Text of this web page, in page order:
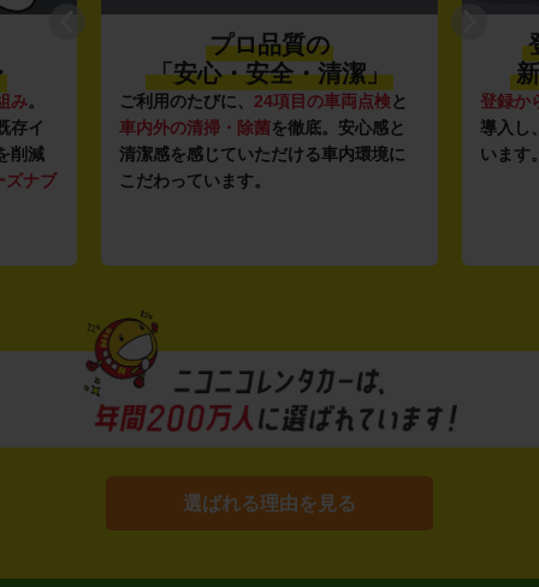
み。
存イ
削減
ズナブ
プロ品質の
「安心・安全・清潔」
ご利用のたびに、 24項目の車両点検と
車内外の清掃・除菌を徹底。安心感と
清潔感を感じていただける車内環境に
こだわっています。
登録か
導入し
います
選ばれる理由を見る